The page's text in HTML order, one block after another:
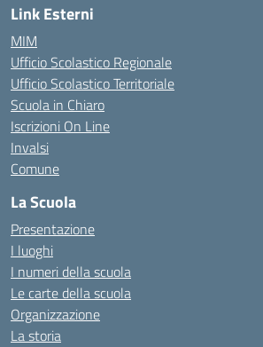
Link Esterni
MIM
Ufficio Scolastico Regionale
Ufficio Scolastico Territoriale
Scuola in Chiaro
Iscrizioni On Line
Invalsi
Comune
La Scuola
Presentazione
I luoghi
I numeri della scuola
Le carte della scuola
Organizzazione
La storia